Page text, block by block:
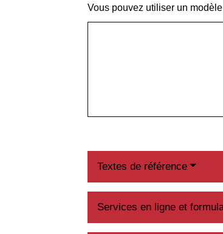
Vous pouvez utiliser un
Textes de référence
Services en ligne et